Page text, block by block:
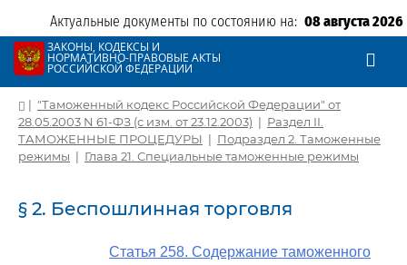
Актуальные документы по состоянию на: 08 августа 2026
ЗАКОНЫ, КОДЕКСЫ И
НОРМАТИВНО-ПРАВОВЫЕ АКТЫ
РОССИЙСКОЙ ФЕДЕРАЦИИ
| "Таможенный кодекс Российской Федерации" от
28.05.2003 N 61-ФЗ (с изм. от 23.12.2003) | Раздел II.
ТАМОЖЕННЫЕ ПРОЦЕДУРЫ | Подраздел 2. Таможенные
режимы | Глава 21. Специальные таможенные режимы
§ 2. Беспошлинная торговля
Статья 258. Содержание таможенного